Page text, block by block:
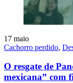
17 maio
Cachorro perdido,
O resgate de
mexicana” com